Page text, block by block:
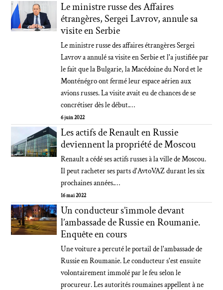
Le ministre russe des Affaires
étrangères, Sergei Lavrov, annule sa
visite en Serbie
Le ministre russe des affaires étrangères Sergei
Lavrov a annulé sa visite en Serbie et l'a justifiée par
le fait que la Bulgarie, la Macédoine du Nord et le
Monténégro ont fermé leur espace aérien aux
avions russes. La visite avait eu de chances de se
concrétiser dès le début.…
6 juin 2022
Les actifs de Renault en Russie
deviennent la propriété de Moscou
Renault a cédé ses actifs russes à la ville de Moscou.
Il peut racheter ses parts d'AvtoVAZ durant les six
prochaines années.…
16 mai 2022
Un conducteur s’immole devant
l’ambassade de Russie en Roumanie.
Enquête en cours
Une voiture a percuté le portail de l'ambassade de
Russie en Roumanie. Le conducteur s'est ensuite
volontairement immolé par le feu selon le
procureur. Les autorités roumaines appellent à ne